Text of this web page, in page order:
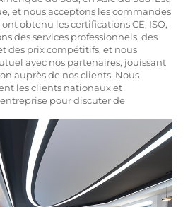
et nous acceptons les commandes
obtenu les certifications CE, ISO,
des services professionnels, des
des prix compétitifs, et nous
avec nos partenaires, jouissant
auprès de nos clients. Nous
les clients nationaux et
pour discuter de